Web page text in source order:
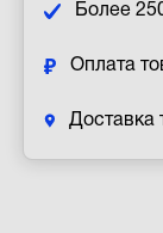
Более
Оплата
Доставка